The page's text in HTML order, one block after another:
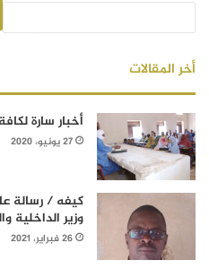
أخر المقالات
أخبار سارة
27 يونيو، 2020
كيفه / رسالة
وزير الداخلية
26 فبراير، 2021